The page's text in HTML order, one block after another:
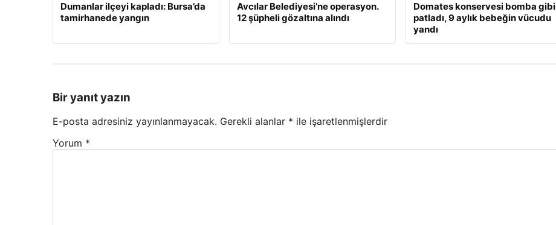
Dumanlar ilçeyi kapladı: Bursa’da
tamirhanede yangın
Avcılar Belediyesi’ne operasyon.
12 şüpheli gözaltına alındı
Domates konservesi bomba gibi
patladı, 9 aylık bebeğin vücudu
yandı
Bir yanıt yazın
E-posta adresiniz yayınlanmayacak. Gerekli alanlar * ile işaretlenmişlerdir
Yorum *